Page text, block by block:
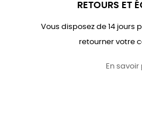
RETOURS ET
Vous disposez de 14 jours
retourner votre
En savoir